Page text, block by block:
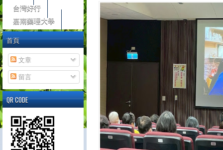
台灣好行
嘉南藥理大學
首頁
文章
留言
QR CODE